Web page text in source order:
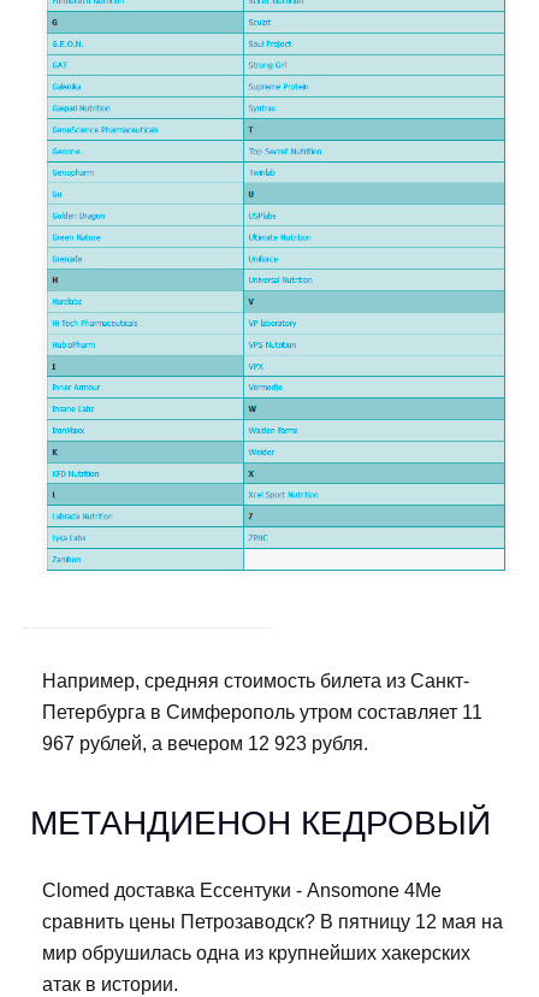
Например, средняя стоимость билета из Санкт-
Петербурга в Симферополь утром составляет 11
967 рублей, а вечером 12 923 рубля.
МЕТАНДИЕНОН КЕДРОВЫЙ
Clomed доставка Ессентуки - Ansomone 4Me
сравнить цены Петрозаводск? В пятницу 12 мая на
мир обрушилась одна из крупнейших хакерских
атак в истории.